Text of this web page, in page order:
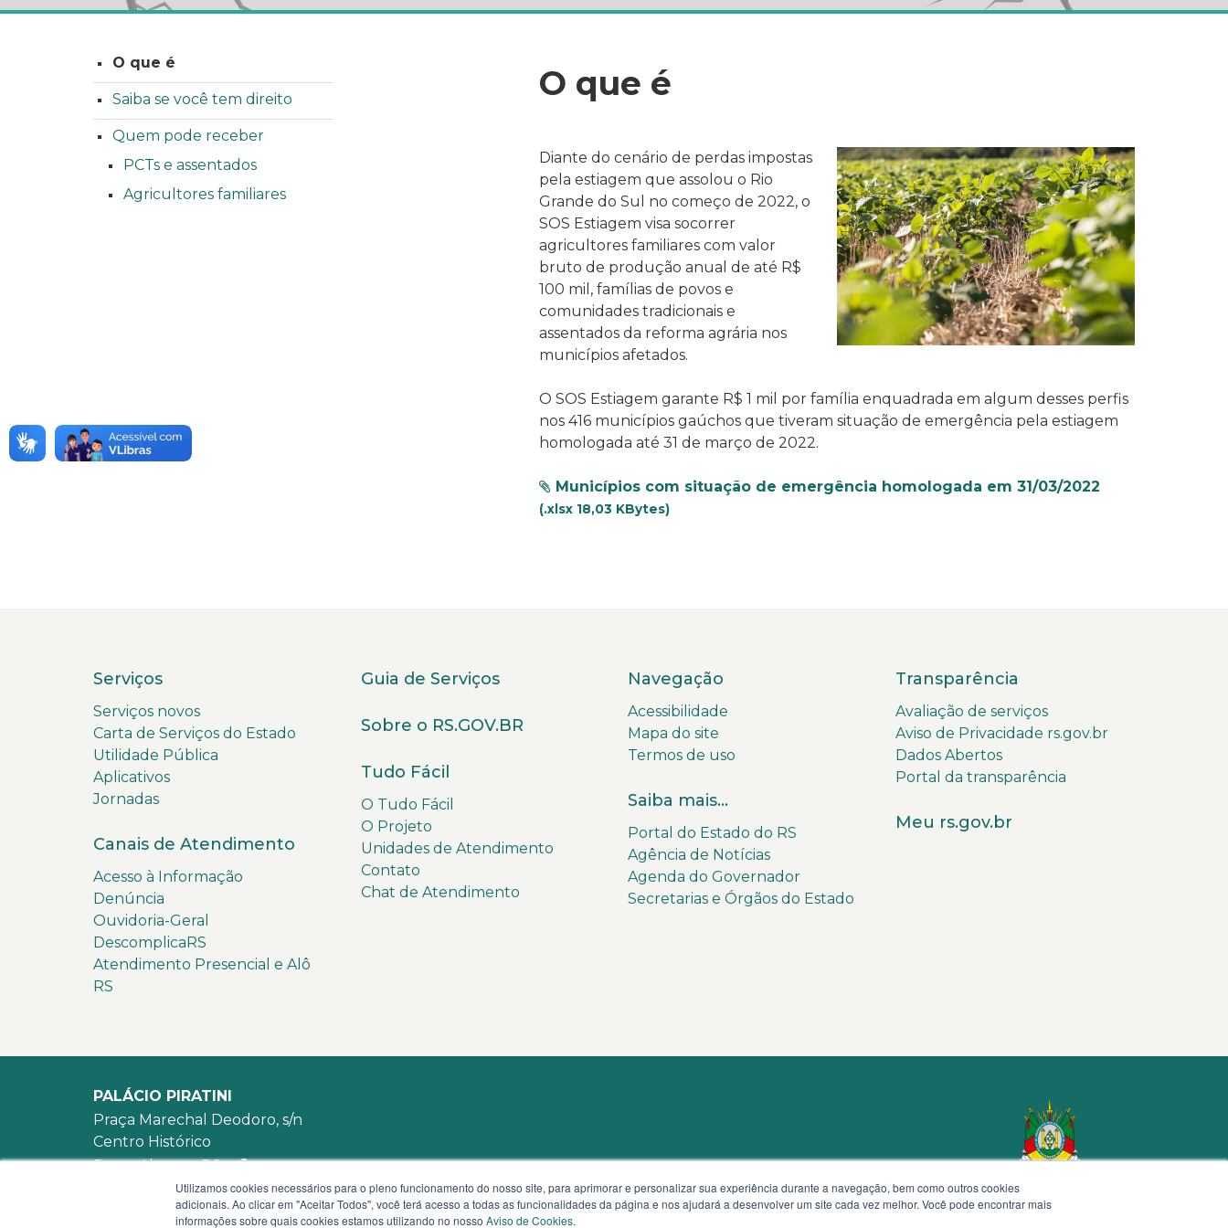
O que é
Diante do cenário de perdas impostas
pela estiagem que assolou o Rio
Grande do Sul no começo de 2022, o
SOS Estiagem visa socorrer
agricultores familiares com valor
bruto de produção anual de até R$
100 mil, famílias de povos e
comunidades tradicionais e
assentados da reforma agrária nos
municípios afetados.
O SOS Estiagem garante R$ 1 mil por família enquadrada em algum desses perfis
nos 416 municípios gaúchos que tiveram situação de emergência pela estiagem
homologada até 31 de março de 2022.
Municípios com situação de emergência homologada em 31/03/2022
(.xlsx 18,03 KBytes)
O que é
Saiba se você tem direito
Quem pode receber
PCTs e assentados
Agricultores familiares
Serviços
Serviços novos
Carta de Serviços do Estado
Utilidade Pública
Aplicativos
Jornadas
Canais de Atendimento
Acesso à Informação
Denúncia
Ouvidoria-Geral
DescomplicaRS
Atendimento Presencial e Alô
RS
Guia de Serviços
Sobre o RS.GOV.BR
Tudo Fácil
O Tudo Fácil
O Projeto
Unidades de Atendimento
Contato
Chat de Atendimento
Navegação
Acessibilidade
Mapa do site
Termos de uso
Saiba mais...
Portal do Estado do RS
Agência de Notícias
Agenda do Governador
Secretarias e Órgãos do Estado
Transparência
Avaliação de serviços
Aviso de Privacidade rs.gov.br
Dados Abertos
Portal da transparência
Meu rs.gov.br
PALÁCIO PIRATINI
Praça Marechal Deodoro, s/n
Centro Histórico
Porto Alegre - RS -
mapa
WhatsApp:(51) 3210-3939
Utilizamos cookies necessários para o pleno funcionamento do nosso site, para aprimorar e personalizar sua experiência durante a navegação, bem como outros cookies
adicionais. Ao clicar em "Aceitar Todos", você terá acesso a todas as funcionalidades da página e nos ajudará a desenvolver um site cada vez melhor. Você pode encontrar mais
informações sobre quais cookies estamos utilizando no nosso Aviso de Cookies.